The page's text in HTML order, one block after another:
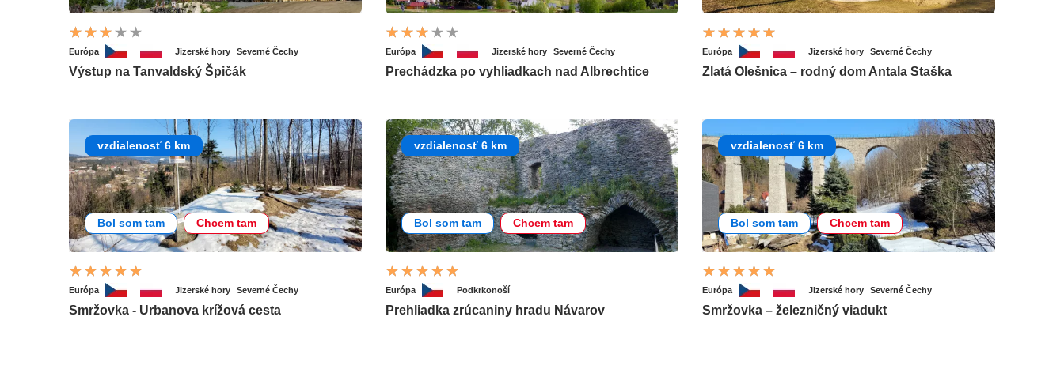
Európa Jizerské hory Severné Čechy
Výstup na Tanvaldský Špičák
Európa Jizerské hory Severné Čechy
Prechádzka po vyhliadkach nad Albrechtice
Európa Jizerské hory Severné Čechy
Zlatá Olešnica – rodný dom Antala Staška
vzdialenosť 6 km
Bol som tam Chcem tam
Európa Jizerské hory Severné Čechy
Smržovka - Urbanova krížová cesta
vzdialenosť 6 km
Bol som tam Chcem tam
Európa Podkrkonoší
Prehliadka zrúcaniny hradu Návarov
vzdialenosť 6 km
Bol som tam Chcem tam
Európa Jizerské hory Severné Čechy
Smržovka – železničný viadukt